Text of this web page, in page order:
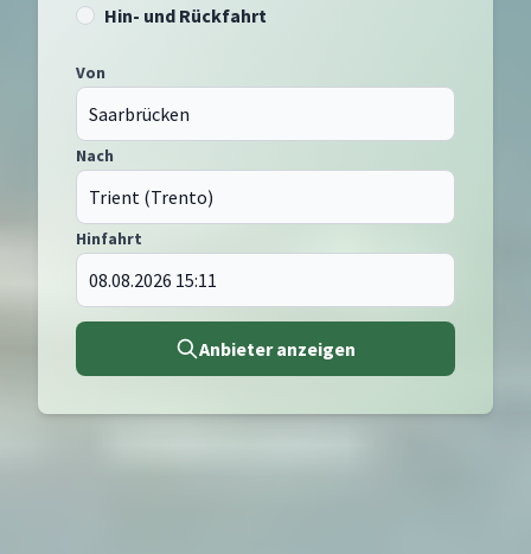
Hin- und Rückfahrt
Von
Nach
Hinfahrt
Anbieter anzeigen